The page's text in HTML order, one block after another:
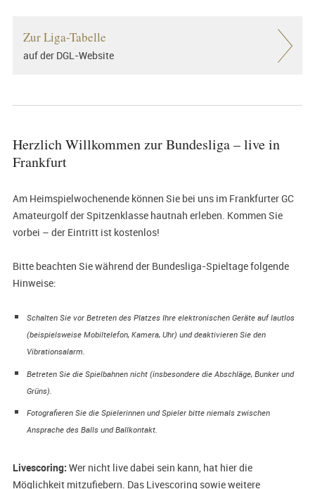
Zur Liga-Tabelle
auf der DGL-Website
Herzlich Willkommen zur Bundesliga – live in
Frankfurt
Am Heimspielwochenende können Sie bei uns im Frankfurter GC
Amateurgolf der Spitzenklasse hautnah erleben. Kommen Sie
vorbei – der Eintritt ist kostenlos!
Bitte beachten Sie während der Bundesliga-Spieltage folgende
Hinweise:
Schalten Sie vor Betreten des Platzes Ihre elektronischen Geräte auf lautlos
(beispielsweise Mobiltelefon, Kamera, Uhr) und deaktivieren Sie den
Vibrationsalarm.
Betreten Sie die Spielbahnen nicht (insbesondere die Abschläge, Bunker und
Grüns).
Fotografieren Sie die Spielerinnen und Spieler bitte niemals zwischen
Ansprache des Balls und Ballkontakt.
Livescoring: Wer nicht live dabei sein kann, hat hier die
Möglichkeit mitzufiebern. Das Livescoring sowie weitere